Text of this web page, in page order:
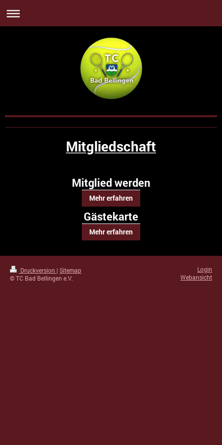
Mitgliedschaft
Mitglied werden
Mehr erfahren
Gästekarte
Mehr erfahren
Druckversion | Sitemap
© TC Bad Bellingen e.V.
Login
Webansicht